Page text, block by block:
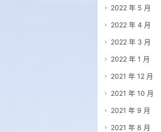
2022 年 5 月
2022 年 4 月
2022 年 3 月
2022 年 1 月
2021 年 12 月
2021 年 10 月
2021 年 9 月
2021 年 8 月